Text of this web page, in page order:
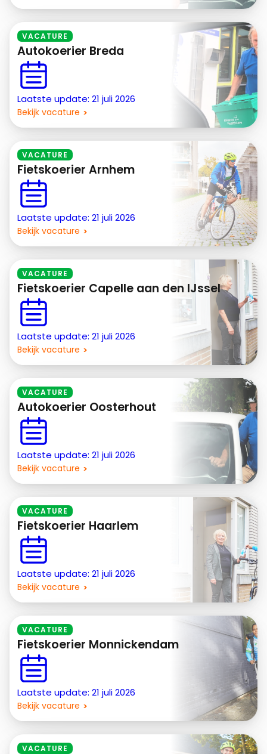
VACATURE
Autokoerier Breda
Laatste update: 21 juli 2026
Bekijk vacature
VACATURE
Fietskoerier Arnhem
Laatste update: 21 juli 2026
Bekijk vacature
VACATURE
Fietskoerier Capelle aan den IJssel
Laatste update: 21 juli 2026
Bekijk vacature
VACATURE
Autokoerier Oosterhout
Laatste update: 21 juli 2026
Bekijk vacature
VACATURE
Fietskoerier Haarlem
Laatste update: 21 juli 2026
Bekijk vacature
VACATURE
Fietskoerier Monnickendam
Laatste update: 21 juli 2026
Bekijk vacature
VACATURE